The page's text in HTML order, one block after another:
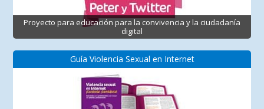
Proyecto para educación para la convivencia y la ciudadanía
digital
Guía Violencia Sexual en Internet